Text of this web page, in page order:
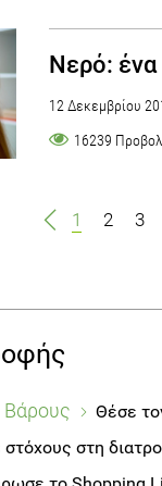
Νερό: ένα
12 Δεκεμβρίου
16239
1 2 3
Βάρους Θέσε
στόχους στη